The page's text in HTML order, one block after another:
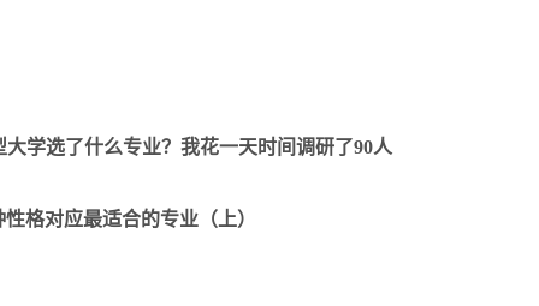
学选了什么专业？我花一天时间调研了90人
格对应最适合的专业（上）